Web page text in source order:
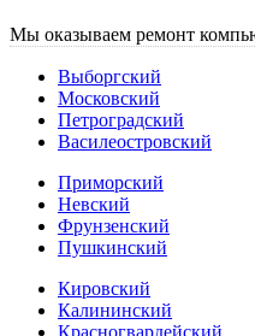
Мы оказываем ремонт
Выборгский
Московский
Петроградский
Василеостровский
Приморский
Невский
Фрунзенский
Пушкинский
Кировский
Калининский
Красногвардейский